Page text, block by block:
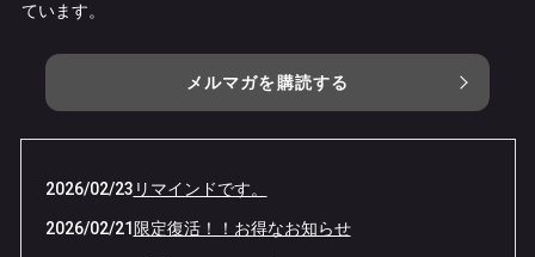
ています。
メルマガを購読する
2026/02/23 リマインドです。
2026/02/21 限定復活！！お得なお知らせ